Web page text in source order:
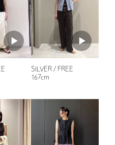
感によるもので、商品の効果や性
SILVER / FREE
167cm